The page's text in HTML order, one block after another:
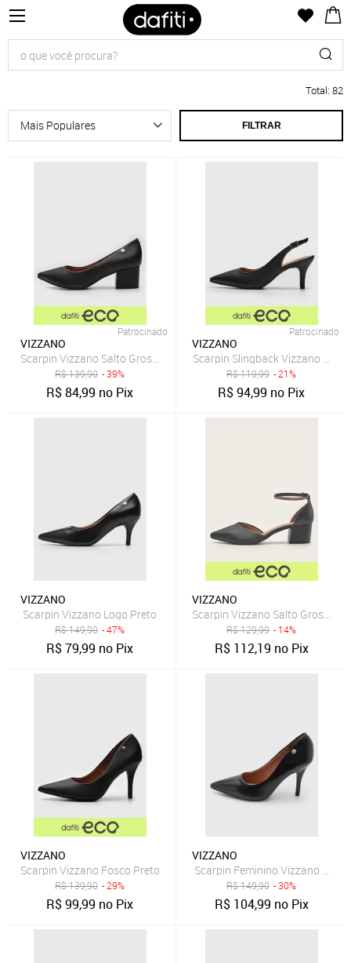
Total: 82
FILTRAR
Patrocinado
VIZZANO
Scarpin Vizzano Salto Grosso Preto
R$139,90 - 39%
R$84,99 no Pix
Patrocinado
VIZZANO
Scarpin Slingback Vizzano
R$119,99 - 21%
R$94,99 no Pix
VIZZANO
Scarpin Vizzano Logo Preto
R$149,90 - 47%
R$79,99 no Pix
VIZZANO
Scarpin Vizzano Salto Grosso
R$129,99 - 14%
R$ 112,19 no Pix
VIZZANO
Scarpin Vizzano Fosco Preto
R$139,90 - 29%
R$99,99 no Pix
VIZZANO
Scarpin Feminino Vizzano Bico
R$149,90 - 30%
R$ 104,99 no Pix